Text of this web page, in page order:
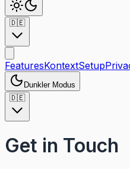
🇩🇪
FeaturesKontextSetup
Dunkler Modus
🇩🇪
Get in Touch